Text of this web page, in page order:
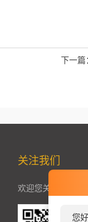
您
下一篇
关注我们
欢迎您关注加我微